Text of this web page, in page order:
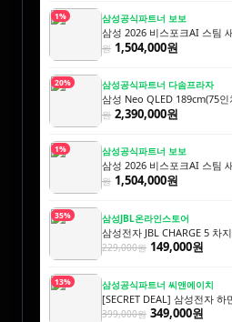
1% 삼성공식파트너 보보
삼성 2026 비스포크AI 스팀
원 1,504,000원
20% 삼성공식파트너 다솜프라자
삼성 Neo QLED 189cm(75
원 2,390,000원
1% 삼성공식파트너 보보
삼성 2026 비스포크AI 스팀
원 1,504,000원
35% 삼성JBL온라인스토어
삼성전자 JBL CHARGE 5 차
229,000원 149,000원
13% 삼성공식파트너 씨앤에이치
[SECRET DEAL] 삼성전자
399,000원 349,000원